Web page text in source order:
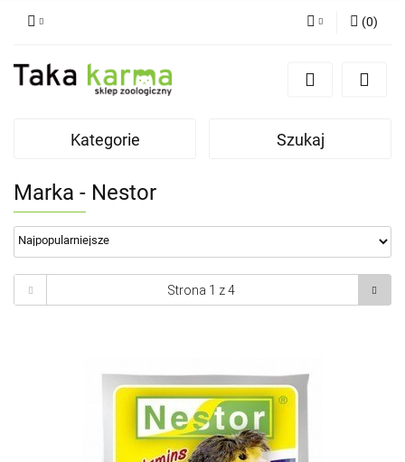
Zaloguj się
Zgody cookies
(0)
Kategorie Szukaj
Marka - Nestor